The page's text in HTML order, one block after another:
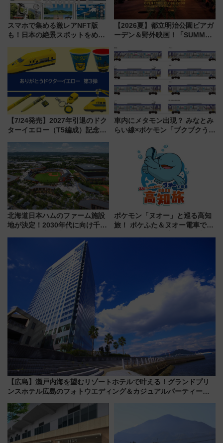
スマホで集める激レアNFT版
も！日本の絶景スポットをめぐ
ん)」企画がスタート
【2026夏】都立明治公園ビアガ
ーデン＆野外映画！「SUMMER
ケジュール 夜風とビール、映画
を満喫！
【7/24発売】2027年引退のドク
ターイエロー（T5編成）記念グ
売店舗まとめ
車内にメタモン出現？ みなとみ
らい線×ポケモン「ブクブクうみ
行開始に！ この夏は直通列車で
横浜へ！
北海道日本ハムのファーム施設
地が決定！2030年代に向け千歳
ポケモン「ヌオー」と巡る高知
旅！ ポケふた＆ヌオー電車で楽
【広島】瀬戸内海を望むリゾートホテルで叶える！グランドプリ
ンスホテル広島のフォトウエディング＆カジュアルパーティープ